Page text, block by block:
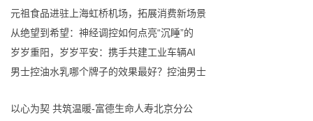
元祖食品进驻上海虹桥机场，拓展消费新场景
从绝望到希望：神经调控如何点亮“沉睡”的
岁岁重阳，岁岁平安：携手共建工业车辆AI
男士控油水乳哪个牌子的效果最好？控油男士
以心为契 共筑温暖-富德生命人寿北京分公